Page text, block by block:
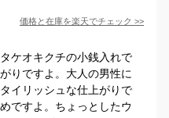
価格と在庫を楽天でチェック >>
ケオキクチの小銭入れで
りですよ。大人の男性に
イリッシュな仕上がりで
ですよ。ちょっとしたウ